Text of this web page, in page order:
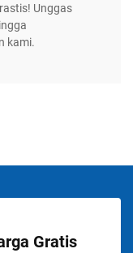
Unggas
kami.
Gratis